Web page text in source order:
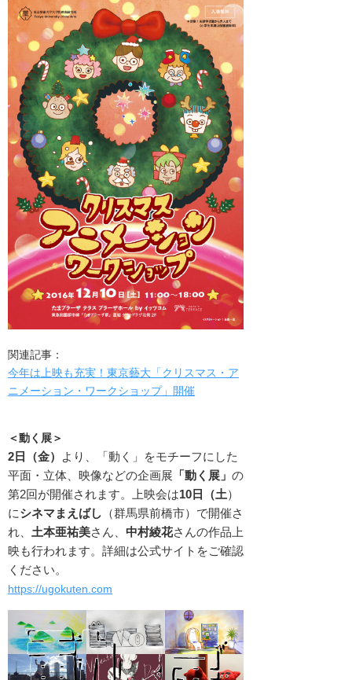
関連記事：
今年は上映も充実！東京藝大「クリスマス・ア
ニメーション・ワークショップ」開催
＜動く展＞
2日（金）
より、「動く」をモチーフにした
平面・立体、映像などの企画展 「動く展」 の
第2回が開催されます。上映会は10日（土）
にシネマまえばし （群馬県前橋市）で開催さ
れ、 土本亜祐美さん、 中村綾花さんの作品上
映も行われます。詳細は公式サイトをご確認
ください。
https://ugokuten.com